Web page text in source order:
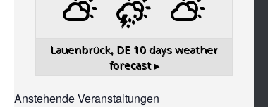
Lauenbrück, DE 10 days weather
forecast ▸
Anstehende Veranstaltungen